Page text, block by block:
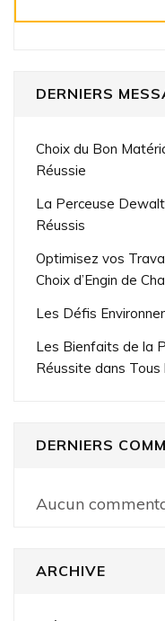
DERNIERS
Choix du Bon
Réussie
La Perceuse
Réussis
Optimisez vos
Choix d’Engin de
Les Défis
Les Bienfaits de la
Réussite dans Tous
DERNIERS
Aucun
ARCHIVE